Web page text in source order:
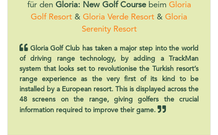
für den Gloria: New Golf Course beim Gloria
Golf Resort & Gloria Verde Resort & Gloria
Serenity Resort
Gloria Golf Club has taken a major step into the world
of driving range technology, by adding a TrackMan
system that looks set to revolutionise the Turkish resort’s
range experience as the very first of its kind to be
installed by a European resort. This is displayed across the
48 screens on the range, giving golfers the crucial
information required to improve their game.